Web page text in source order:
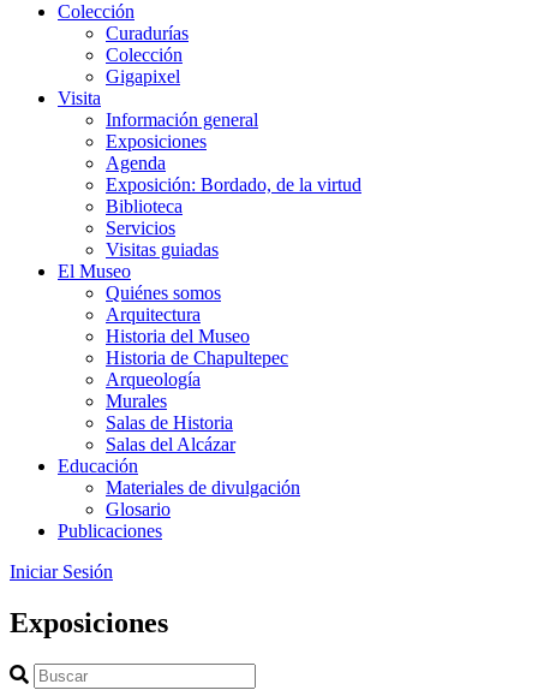
Colección
Curadurías
Colección
Gigapixel
Visita
Información general
Exposiciones
Agenda
Exposición: Bordado, de la virtud
Biblioteca
Servicios
Visitas guiadas
El Museo
Quiénes somos
Arquitectura
Historia del Museo
Historia de Chapultepec
Arqueología
Murales
Salas de Historia
Salas del Alcázar
Educación
Materiales de divulgación
Glosario
Publicaciones
Iniciar Sesión
Exposiciones